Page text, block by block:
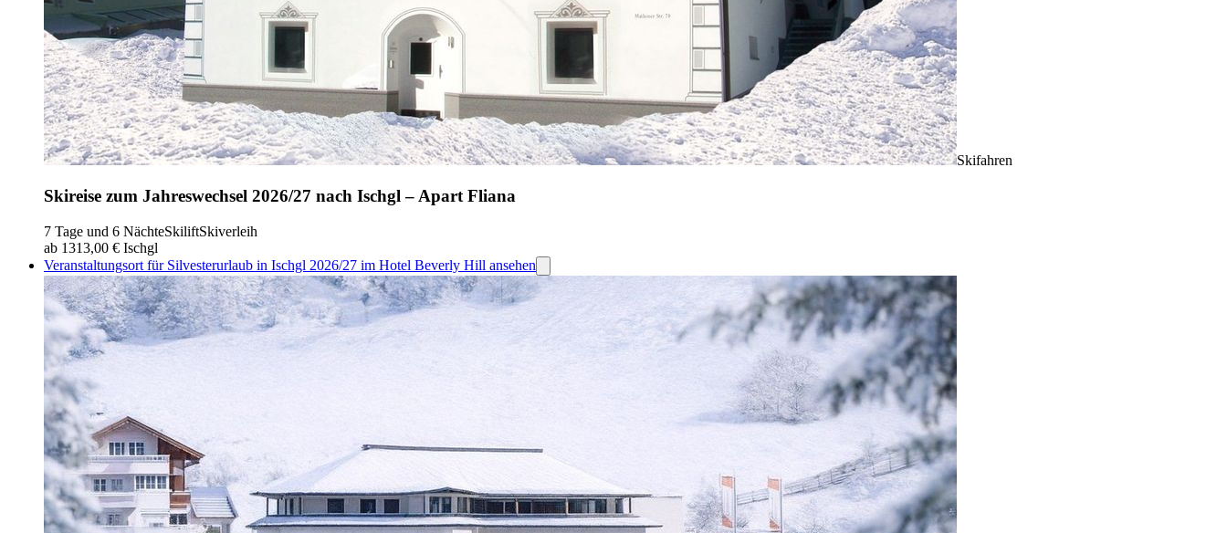
Skifahren
Skireise zum Jahreswechsel 2026/27 nach Ischgl – Apart Fliana
7 Tage und 6 NächteSkiliftSkiverleih
ab 1313,00 € Ischgl
Veranstaltungsort für Silvesterurlaub in Ischgl 2026/27 im Hotel Beverly Hill ansehen